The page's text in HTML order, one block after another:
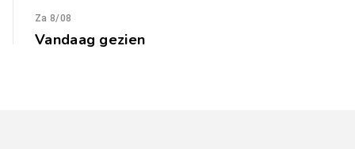
Za 8/08
Vandaag gezien